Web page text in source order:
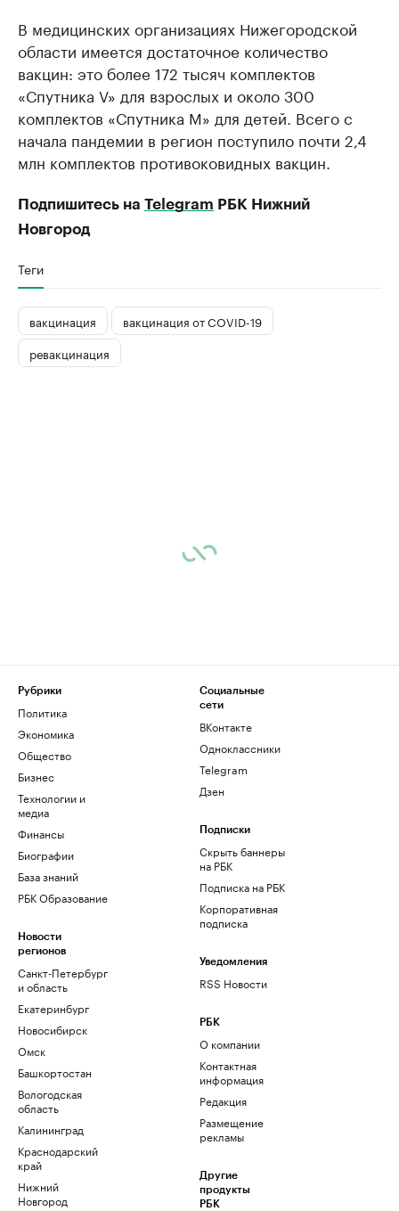
В медицинских организациях Нижегородской
области имеется достаточное количество
вакцин: это более 172 тысяч комплектов
«Спутника V» для взрослых и около 300
комплектов «Спутника М» для детей. Всего с
начала пандемии в регион поступило почти 2,4
млн комплектов противоковидных вакцин.
Подпишитесь на Telegram РБК Нижний
Новгород
Теги
вакцинация
вакцинация от COVID-19
ревакцинация
Рубрики
Политика
Экономика
Общество
Бизнес
Технологии и
медиа
Финансы
Биографии
База знаний
РБК Образование
Новости
регионов
Санкт-Петербург
и область
Екатеринбург
Новосибирск
Омск
Башкортостан
Вологодская
область
Калининград
Краснодарский
край
Нижний
Новгород
Социальные
сети
ВКонтакте
Одноклассники
Telegram
Дзен
Подписки
Скрыть баннеры
на РБК
Подписка на РБК
Корпоративная
подписка
Уведомления
RSS Новости
РБК
О компании
Контактная
информация
Редакция
Размещение
рекламы
Другие
продукты
РБК